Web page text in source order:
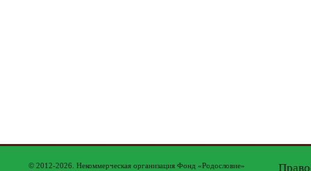
© 2012-2026. Некоммерческая организация Фонд «Родословие»